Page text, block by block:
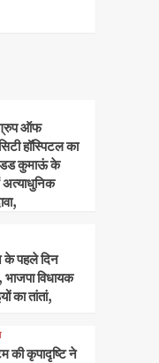
ग्रुप ऑफ
हॉस्पिटल का
कुमाऊं के
पहले दिन
विधायक
का तांतां,
की कृपादृष्टि ने